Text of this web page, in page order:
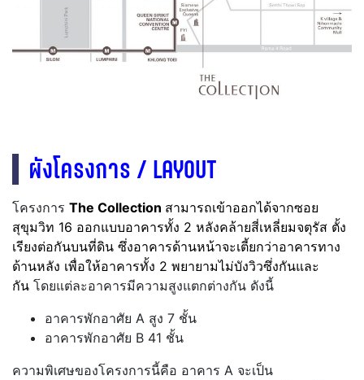
ผังโครงการ / LAYOUT
โครงการ The Collection สามารถเข้าออกได้จากซอย
สุขุมวิท 16 ออกแบบอาคารทั้ง 2 หลังคล้ายสี่เหลี่ยมจตุรัส ตั้ง
เรียงต่อกันบนที่ดิน ซึ่งอาคารด้านหน้าจะเตี้ยกว่าอาคารทาง
ด้านหลัง เพื่อให้อาคารทั้ง 2 พยายามไม่บังวิวซึ่งกันและ
กัน โดยแต่ละอาคารมีความสูงแตกต่างกัน ดังนี้
อาคารพักอาศัย A สูง 7 ชั้น
อาคารพักอาศัย B 41 ชั้น
ความพิเศษของโครงการนี้คือ อาคาร A จะเป็น